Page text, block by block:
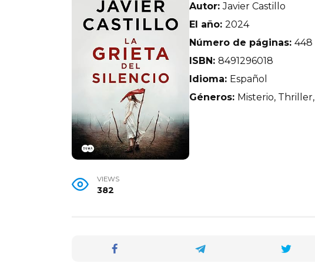
Autor:Javier Castillo
El año: 2024
Número de páginas: 448
ISBN: 8491296018
Idioma: Español
Géneros: Misterio, Thriller,
VIEWS
382